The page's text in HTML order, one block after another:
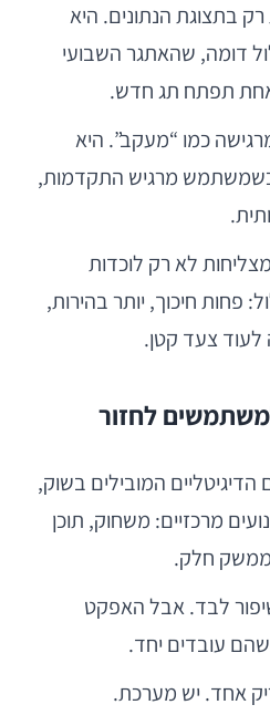
בתצוגת הנתונים. היא
דומה, שהאתגר השבועי
אחת תפתח תג חדש.
כמו “מעקב”. היא
מרגיש התקדמות,
לא רק לוכדות
פחות חיכוך, יותר בהירות,
לעוד צעד קטן.
לחזור
המובילים בשוק,
מרכזיים: משחוק, תוכן
חלק.
לבד. אבל האפקט
עובדים יחד.
אחד. יש מערכת.